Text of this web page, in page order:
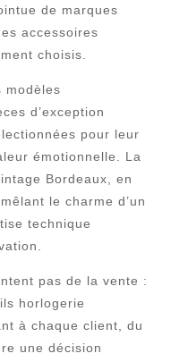
de marques
accessoires
choisis.
modèles
d’exception
pour leur
émotionnelle. La
Bordeaux, en
le charme d’un
technique
pas de la vente :
horlogerie
à chaque client, du
une décision